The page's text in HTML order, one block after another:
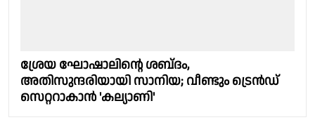
ശ്രേയ ഘോഷാലിന്റെ ശബ്‌ദം,
അതിസുന്ദരിയായി സാനിയ; വീണ്ടും ട്രെൻഡ്
സെറ്ററാകാൻ 'കല്യാണി'